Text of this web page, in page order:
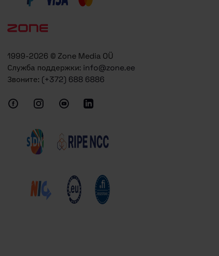
1999-2026 © Zone Media OÜ
Служба поддержки: info@zone.ee
Звоните: (+372) 688 6886